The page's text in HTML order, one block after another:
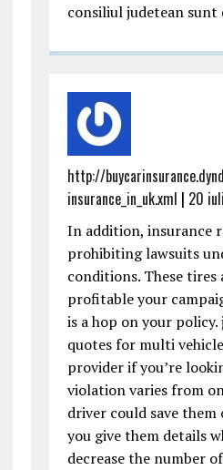
consiliul judetean sunt
http://
insurance_in_uk.xml | 20
In addition, insurance
prohibiting lawsuits
conditions. These tires
profitable your
is a hop on your
quotes for multi
provider if you’re
violation varies from
driver could save
you give them details
decrease the number